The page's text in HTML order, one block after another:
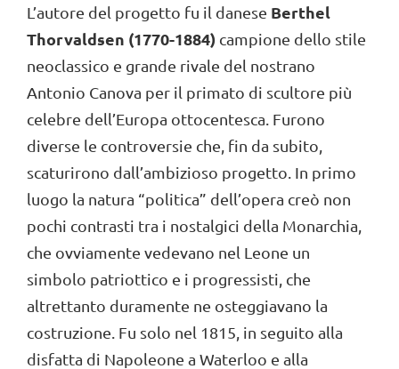
L’autore del progetto fu il danese Berthel
Thorvaldsen (1770-1884) campione dello stile
neoclassico e grande rivale del nostrano
Antonio Canova per il primato di scultore più
celebre dell’Europa ottocentesca. Furono
diverse le controversie che, fin da subito,
scaturirono dall’ambizioso progetto. In primo
luogo la natura “politica” dell’opera creò non
pochi contrasti tra i nostalgici della Monarchia,
che ovviamente vedevano nel Leone un
simbolo patriottico e i progressisti, che
altrettanto duramente ne osteggiavano la
costruzione. Fu solo nel 1815, in seguito alla
disfatta di Napoleone a Waterloo e alla